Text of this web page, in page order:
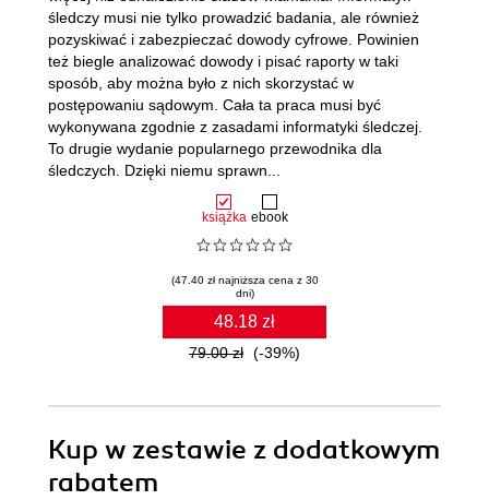
książka ebook
(47.40 zł najniższa cena z 30
dni)
48.18 zł
79.00 zł (-39%)
śledczy musi nie tylko prowadzić badania, ale również
pozyskiwać i zabezpieczać dowody cyfrowe. Powinien
też biegle analizować dowody i pisać raporty w taki
sposób, aby można było z nich skorzystać w
postępowaniu sądowym. Cała ta praca musi być
wykonywana zgodnie z zasadami informatyki śledczej.
To drugie wydanie popularnego przewodnika dla
śledczych. Dzięki niemu sprawn...
Kup w zestawie z dodatkowym
rabatem